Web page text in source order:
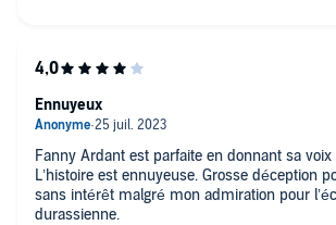
Fanny Ardant est parfaite en donnant sa
L’histoire est ennuyeuse. Grosse déception
sans intérêt malgré mon admiration pour
durassienne.
Ennuyeux